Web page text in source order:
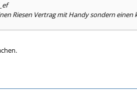
Riesen Vertrag mit Handy sondern einen